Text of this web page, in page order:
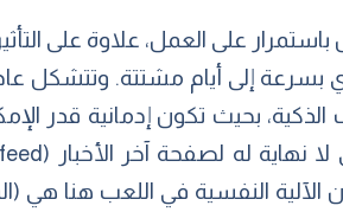
على العمل، علاوة على
إلى أيام مشتتة. وتتشكل
الذكية، بحيث تكون إدمانية قدر
النفسية في اللعب هنا هي